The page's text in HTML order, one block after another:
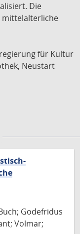
Die
mittelalterliche
für Kultur
Neustart
Godefridus
Volmar;